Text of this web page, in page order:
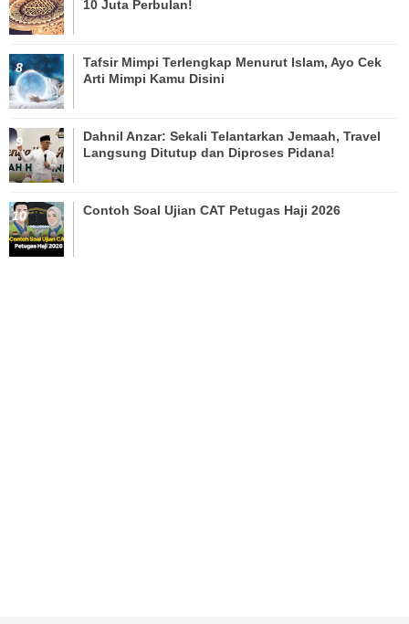
10 Juta Perbulan!
Tafsir Mimpi Terlengkap Menurut Islam, Ayo Cek
Arti Mimpi Kamu Disini
Dahnil Anzar: Sekali Telantarkan Jemaah, Travel
Langsung Ditutup dan Diproses Pidana!
Contoh Soal Ujian CAT Petugas Haji 2026